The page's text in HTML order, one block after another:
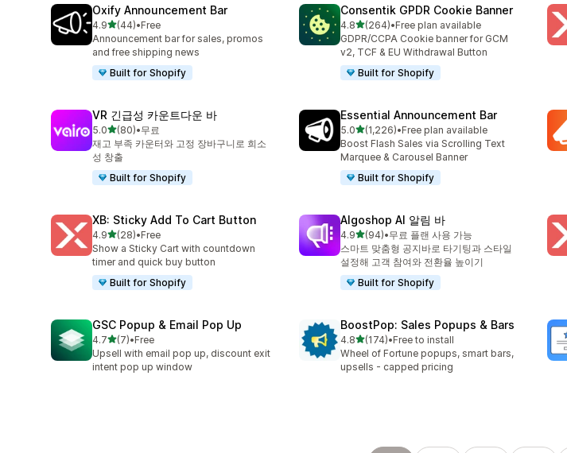
Oxify Announcement Bar
4.9별 5개 중
(44)
총 리뷰 44개
•Free
Announcement bar for sales, promos
and free shipping news
Built for Shopify
Consentik GPDR Cookie Banner
4.8별 5개 중
(264)
총 리뷰 264개
•Free plan available
GDPR/CCPA Cookie banner for GCM
v2, TCF & EU Withdrawal Button
Built for Shopify
VR 긴급성 카운트다운 바
5.0별 5개 중
(80)
총 리뷰 80개
•무료
재고 부족 카운터와 고정 장바구니로 희소
성 창출
Built for Shopify
Essential Announcement Bar
5.0별 5개 중
(1,226)
총 리뷰 1226개
•Free plan available
Boost Flash Sales via Scrolling Text
Marquee & Carousel Banner
Built for Shopify
XB: Sticky Add To Cart Button
4.9별 5개 중
(28)
총 리뷰 28개
•Free
Show a Sticky Cart with countdown
timer and quick buy button
Built for Shopify
Algoshop AI 알림 바
4.9별 5개 중
(94)
총 리뷰 94개
•무료 플랜 사용 가능
스마트 맞춤형 공지바로 타기팅과 스타일
설정해 고객 참여와 전환율 높이기
Built for Shopify
GSC Popup & Email Pop Up
4.7별 5개 중
(7)
총 리뷰 7개
•Free
Upsell with email pop up, discount exit
intent pop up window
BoostPop: Sales Popups & Bars
4.8별 5개 중
(174)
총 리뷰 174개
•Free to install
Wheel of Fortune popups, smart bars,
upsells - capped pricing